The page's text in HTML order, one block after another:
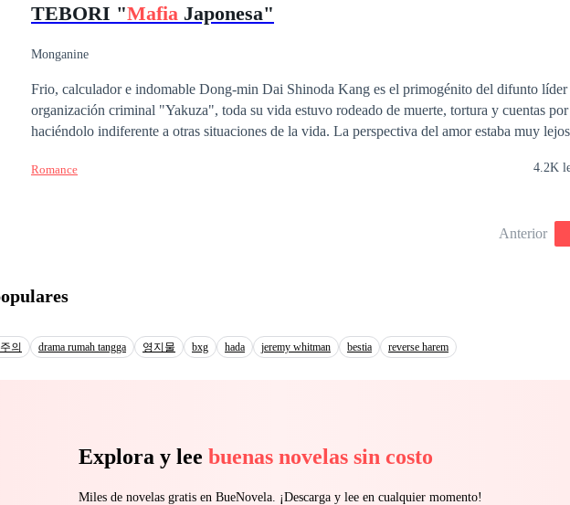
pronto se convierte en un juego peligroso de emociones. A medida que Dominic se acerca a
el odio. Mientras tanto, Trina lucha con su propia identidad y la pesada carga del legado familiar. Con
luz. ¿Podrán Izan y Dante proteger a Trina del peligro inminente? ¿O caerán todos en la
tejido?
TEBORI "Mafia Japonesa"
Monganine
Frio, calculador e indomable Dong-min Dai Shinoda Kang es el primogénito del difunto líder
organización criminal "Yakuza", toda su vida estuvo rodeado de muerte, tortura y cuentas
haciéndolo indiferente a otras situaciones de la vida. La perspectiva del amor estaba muy
quien le mostrará un poco de luz a través de su mundo oscuro.
Romance 4.2K
Anterior
의 drama rumah tangga 영지물 bxg hada jeremy whitman bestia reverse harem
Explora y lee buenas novelas sin costo
Miles de novelas gratis en BueNovela. ¡Descarga y lee en cualquier momento!